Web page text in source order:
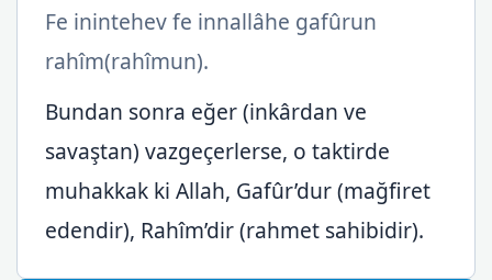
Fe inintehev fe innallâhe gafûrun
rahîm(rahîmun).
Bundan sonra eğer (inkârdan ve
savaştan) vazgeçerlerse, o taktirde
muhakkak ki Allah, Gafûr’dur (mağfiret
edendir), Rahîm’dir (rahmet sahibidir).